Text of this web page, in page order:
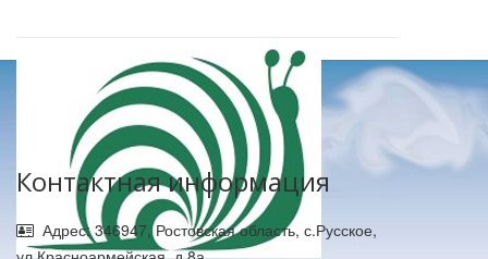
Контактная информация
Адрес: 346947, Ростовская область, с.Русское,